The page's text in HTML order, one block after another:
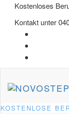
Kostenloses
Kontakt unter
AZAV zertifiziertes
KOSTENLOSE